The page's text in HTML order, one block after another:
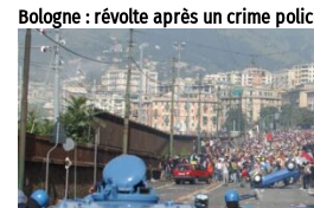
Bologne : révolte après un crime